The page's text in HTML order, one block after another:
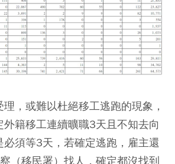
，或難以杜絕移工逃跑的現象，
籍移工連續曠職3天且不知去向
須等3天，若確定逃跑，雇主還
（移民署）找人，確定都沒找到